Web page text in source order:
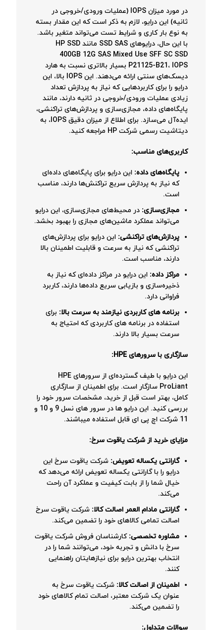
در مورد میزان IOPS (عملیات ورودی/خروجی در
ثانیه) این درایو، لازم به ذکر است که این مقدار بسته
به نوع بار کاری و شرایط تست می‌تواند متغیر باشد.
با این حال، درایوهای SSD SAS مانند HP SSD
400GB 12G SAS Mixed Use SFF SC SSD
P21125-B21، IOPS بسیار بالاتری نسبت به هارد
دیسک‌های سنتی ارائه می‌دهند. این IOPS بالا، این
درایو را برای کاربردهایی که نیاز به پردازش تعداد
زیادی عملیات ورودی/خروجی در ثانیه دارند، مانند
پایگاه‌های داده، مجازی‌سازی و پردازش‌های تراکنشی،
ایده‌آل می‌سازد. برای اطلاع از میزان دقیق IOPS، به
دیتاشیت رسمی شرکت HP مراجعه کنید.
کاربری‌های مناسب:
پایگاه‌های داده: این درایو برای پایگاه‌های داده‌ای
که نیاز به پردازش سریع تراکنش‌ها دارند، مناسب
است.
مجازی‌سازی: در محیط‌های مجازی‌سازی، این درایو
می‌تواند عملکرد ماشین‌های مجازی را بهبود بخشد.
پردازش‌های تراکنشی: این درایو برای پردازش‌های
تراکنشی که نیاز به سرعت و قابلیت اطمینان بالا
دارند، مناسب است.
مراکز داده: این درایو در مراکز داده‌ای که نیاز به
ذخیره‌سازی و بازیابی سریع داده‌ها دارند، کاربرد
فراوانی دارد.
برنامه های کاربردی نیازمند به سرعت بالا: برای
استفاده در برنامه های کاربردی که احتیاج به
سرعت بسیار بالا دارند.
سازگاری با سرورهای HPE:
این درایو با طیف گسترده‌ای از سرورهای HPE
ProLiant سازگار است. برای اطمینان از سازگاری
کامل، بهتر است قبل از خرید، مشخصات سرور خود را
بررسی کنید. این درایو ها در سرور های نسل 9 و 10 و
11 شرکت اچ پی ای قابل استفاده میباشند.
مزایای خرید از شرکت یاقوت سرخ:
گارانتی یکساله تعویض: شرکت یاقوت سرخ این
درایو را با گارانتی یکساله تعویض ارائه می‌دهد که
خیال شما را از بابت کیفیت و عملکرد آن راحت
می‌کند.
گارانتی مادام العمر اصالت کالا: شرکت یاقوت سرخ
اصالت تمامی کالاهای خود را تضمین می‌کند.
مشاوره تخصصی: کارشناسان فروش شرکت یاقوت
سرخ با دانش و تجربه خود، می‌توانند شما را در
انتخاب بهترین درایو برای نیازهایتان راهنمایی
کنند.
اطمینان از اصالت کالا: شرکت یاقوت سرخ به
عنوان یک شرکت معتبر، اصالت تمام کالاهای خود
را تضمین می‌کند.
سوالات متداول: